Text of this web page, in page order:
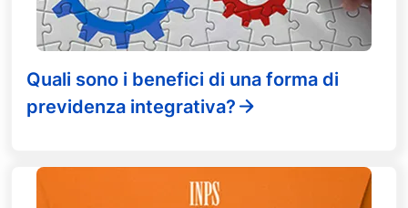
Quali sono i benefici di una forma di
previdenza integrativa?